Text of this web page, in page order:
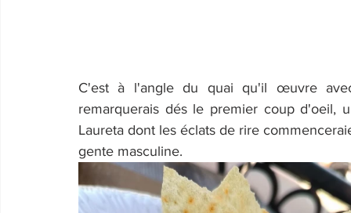
C'est à l'angle du quai qu'il œuvre
remarquerais dés le premier coup d'oeil,
Laureta dont les éclats de rire
gente masculine.